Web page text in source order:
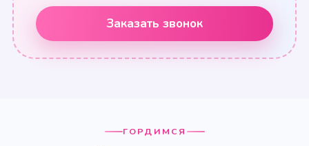
Заказать звонок
ГОРДИМСЯ